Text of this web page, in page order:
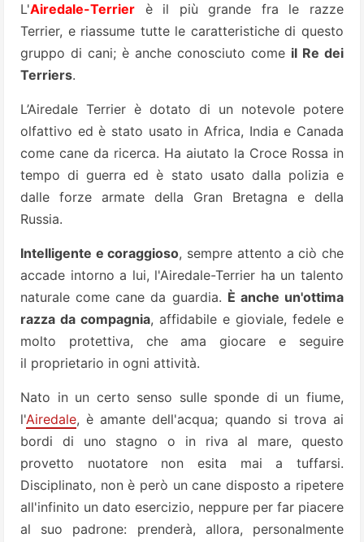
L'Airedale-Terrier è il più grande fra le razze
Terrier, e riassume tutte le caratteristiche di questo
gruppo di cani; è anche conosciuto come il Re dei
Terriers.
L’Airedale Terrier è dotato di un notevole potere
olfattivo ed è stato usato in Africa, India e Canada
come cane da ricerca. Ha aiutato la Croce Rossa in
tempo di guerra ed è stato usato dalla polizia e
dalle forze armate della Gran Bretagna e della
Russia.
Intelligente e coraggioso, sempre attento a ciò che
accade intorno a lui, l'Airedale-Terrier ha un talento
naturale come cane da guardia. È anche un'ottima
razza da compagnia, affidabile e gioviale, fedele e
molto protettiva, che ama giocare e seguire
il proprietario in ogni attività.
Nato in un certo senso sulle sponde di un fiume,
l'Airedale, è amante dell'acqua; quando si trova ai
bordi di uno stagno o in riva al mare, questo
provetto nuotatore non esita mai a tuffarsi.
Disciplinato, non è però un cane disposto a ripetere
all'infinito un dato esercizio, neppure per far piacere
al suo padrone: prenderà, allora, personalmente